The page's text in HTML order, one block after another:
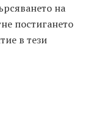
на
постигането
в тези